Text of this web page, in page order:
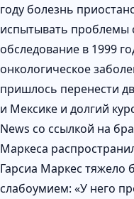
году болезнь
испытывать проблемы
обследование в 1999
онкологическое
пришлось перенести
и Мексике и долгий
News со ссылкой на
Маркеса
Гарсиа Маркес тяжело
слабоумием: «У него